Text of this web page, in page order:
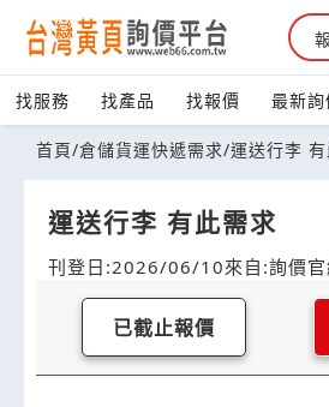
找服務 找產品 找報價 最新
首頁/倉儲貨運快遞需求/運送行李
運送行李 有此需求
刊登日:2026/06/10來自:詢價官
已截止報價